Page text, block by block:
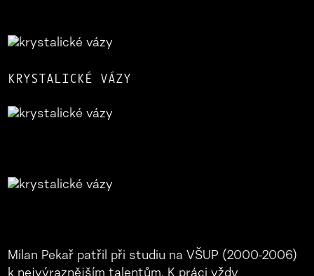
KRYSTALICKÉ VÁZY
Milan Pekař patřil při studiu na VŠUP (2000-2006)